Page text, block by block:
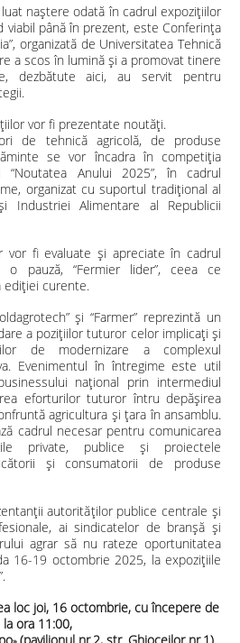
naștere odată în cadrul expozițiilor
până în prezent, este Conferința
organizată de Universitatea Tehnică
a scos în lumină și a promovat tinere
dezbătute aici, au servit pentru
vor fi prezentate noutăți.
de tehnică agricolă, de produse
se vor încadra în competiția
Anului 2025”, în cadrul
organizat cu suportul tradițional al
Industriei Alimentare al Republicii
vor fi evaluate și apreciate în cadrul
o pauză, “Fermier lider”, ceea ce
ediției curente.
şi “Farmer” reprezintă un
a poziţiilor tuturor celor implicați şi
de modernizare a complexul
Evenimentul în întregime este util
naţional prin intermediul
eforturilor tuturor întru depășirea
agricultura și țara în ansamblu.
cadrul necesar pentru comunicarea
private, publice şi proiectele
şi consumatorii de produse
autorităților publice centrale și
ai sindicatelor de branșă și
agrar să nu rateze oportunitatea
16-19 octombrie 2025, la expozițiile
loc joi, 16 octombrie, cu începere de
la ora 11:00,
(pavilionul nr.2, str. Ghioceilor nr.1).